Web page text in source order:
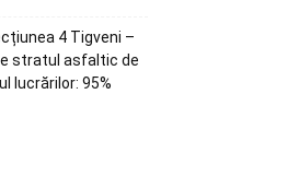
4 Tigveni –
stratul asfaltic de
lucrărilor: 95%